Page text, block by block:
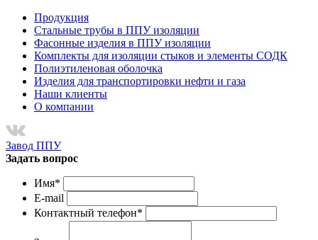
Продукция
Стальные трубы в ППУ изоляции
Фасонные изделия в ППУ изоляции
Комплекты для изоляции стыков и элементы СОДК
Полиэтиленовая оболочка
Изделия для транспортировки нефти и газа
Наши клиенты
О компании
Завод ППУ
Задать вопрос
Имя*
E-mail
Контактный телефон*